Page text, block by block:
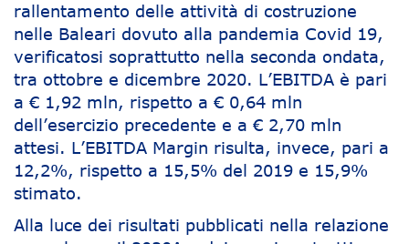
rallentamento delle attività di costruzione
nelle Baleari dovuto alla pandemia Covid 19,
verificatosi soprattutto nella seconda ondata,
tra ottobre e dicembre 2020. L’EBITDA è pari
a € 1,92 mln, rispetto a € 0,64 mln
dell’esercizio precedente e a € 2,70 mln
attesi. L’EBITDA Margin risulta, invece, pari a
12,2%, rispetto a 15,5% del 2019 e 15,9%
stimato.
Alla luce dei risultati pubblicati nella relazione